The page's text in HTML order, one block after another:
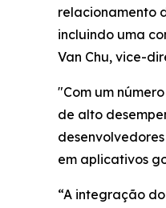
relacionamento
incluindo uma
Van Chu, vice-
"Com um
de alto
em aplicativos
“A integração